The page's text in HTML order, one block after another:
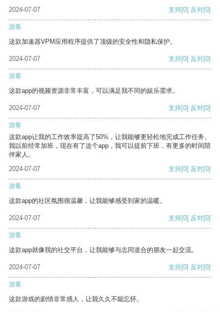
2024-07-07
支持[0] 反对[0]
游客
这款加速器VPM应用程序提供了顶级的安全性和隐私保护。
2024-07-07 支持[0] 反对[0]
游客
这款app的视频资源非常丰富，可以满足我不同的娱乐需求。
2024-07-07 支持[0] 反对[0]
游客
这款app让我的工作效率提高了50%，让我能够更轻松地完成工作任务。
我以前经常加班，现在有了这个app，我可以提前下班，有更多的时间陪
伴家人。
2024-07-07
支持[0] 反对[0]
游客
这款app的社区氛围很温馨，让我能够感受到家的温暖。
2024-07-07 支持[0] 反对[0]
游客
这款app就像我的社交平台，让我能够与志同道合的朋友一起交流。
2024-07-07 支持[0] 反对[0]
游客
这款游戏的剧情非常感人，让我久久不能忘怀。